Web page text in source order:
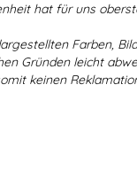
hat für uns
Farben,
Gründen leicht
keinen